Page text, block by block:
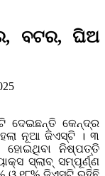
ବଟର, ଘିଅ
ଦେଇଛନ୍ତି କେନ୍ଦ୍ର
ନୂଆ ଜିଏସ୍‌ଟି । ୩
ହୋଇଥିବା ନିଷ୍ପତ୍ତି
ସ୍ଲାବ୍ ସମ୍ପୂର୍ଣ୍ଣ